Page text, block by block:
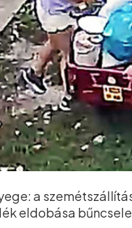
a
eldobása